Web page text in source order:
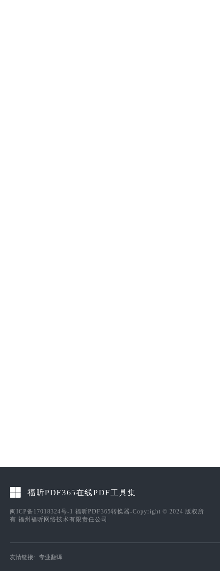
福昕PDF365在线PDF工具集
闽ICP备17018324号-1 福昕PDF365转换器-Copyright © 2024 版权所
有 福州福昕网络技术有限责任公司
友情链接: 专业翻译